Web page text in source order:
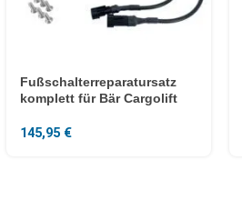
Fußschalterreparatursatz
komplett für Bär Cargolift
145,95 €